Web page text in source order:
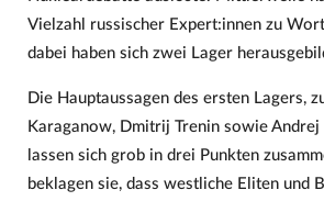
Vielzahl russischer Expert:innen zu
dabei haben sich zwei Lager
Die Hauptaussagen des ersten Lagers,
Karaganow, Dmitrij Trenin sowie
lassen sich grob in drei Punkten
beklagen sie, dass westliche Eliten und